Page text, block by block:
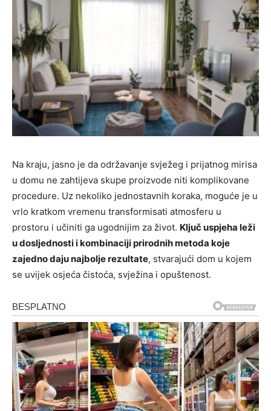
Na kraju, jasno je da održavanje svježeg i prijatnog mirisa
u domu ne zahtijeva skupe proizvode niti komplikovane
procedure. Uz nekoliko jednostavnih koraka, moguće je u
vrlo kratkom vremenu transformisati atmosferu u
prostoru i učiniti ga ugodnijim za život. Ključ uspjeha leži
u dosljednosti i kombinaciji prirodnih metoda koje
zajedno daju najbolje rezultate, stvarajući dom u kojem
se uvijek osjeća čistoća, svježina i opuštenost.